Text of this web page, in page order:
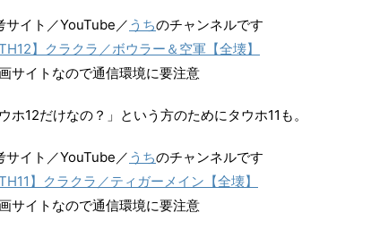
サイト／YouTube／ うちのチャンネルです
TH12】クラクラ／ボウラー＆空軍【全壊】
サイトなので通信環境に要注意
ウホ12だけなの？」という方のためにタウホ11も。
サイト／YouTube／ うちのチャンネルです
TH11】クラクラ／ティガーメイン【全壊】
サイトなので通信環境に要注意